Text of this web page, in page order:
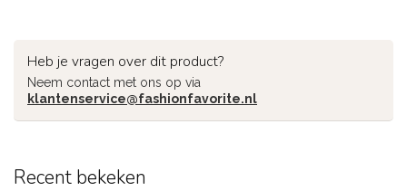
Heb je vragen over dit product?
Neem contact met ons op via
klantenservice@fashionfavorite.nl
Recent bekeken